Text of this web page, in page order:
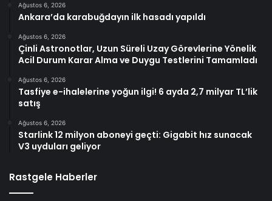
Ağustos 6, 2026
Ankara’da karabuğdayın ilk hasadı yapıldı
Ağustos 6, 2026
Çinli Astronotlar, Uzun Süreli Uzay Görevlerine Yönelik
Acil Durum Karar Alma ve Duygu Testlerini Tamamladı
Ağustos 6, 2026
Tasfiye e-ihalelerine yoğun ilgi! 6 ayda 2,7 milyar TL’lik
satış
Ağustos 6, 2026
Starlink 12 milyon aboneyi geçti: Gigabit hız sunacak
V3 uyduları geliyor
Rastgele Haberler